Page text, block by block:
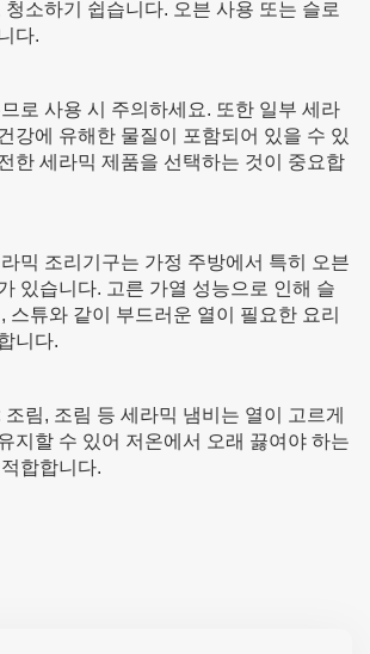
소하기 쉽습니다. 오븐 사용 또는 슬로
다.
로 사용 시 주의하세요. 또한 일부 세라
강에 유해한 물질이 포함되어 있을 수 있
한 세라믹 제품을 선택하는 것이 중요합
믹 조리기구는 가정 주방에서 특히 오븐
있습니다. 고른 가열 성능으로 인해 슬
스튜와 같이 부드러운 열이 필요한 요리
니다.
조림, 조림 등 세라믹 냄비는 열이 고르게
지할 수 있어 저온에서 오래 끓여야 하는
합합니다.